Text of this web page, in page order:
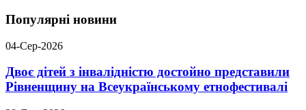
Популярні новини
04-Сер-2026
Двоє дітей з інвалідністю достойно представили
Рівненщину на Всеукраїнському етнофестивалі